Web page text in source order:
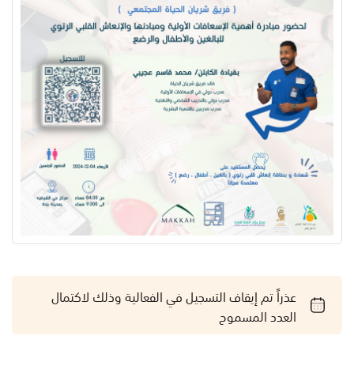
عذراً تم إيقاف التسجيل في الفعالية وذلك لاكتمال
العدد المسموح